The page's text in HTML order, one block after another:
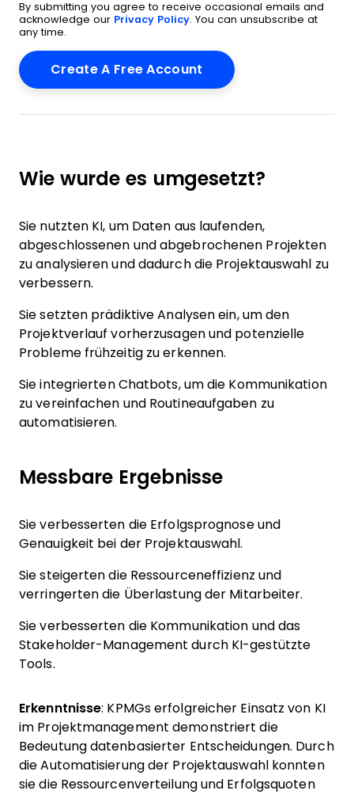
By submitting you agree to receive occasional emails and
acknowledge our Privacy Policy. You can unsubscribe at
any time.
Wie wurde es umgesetzt?
Sie nutzten KI, um Daten aus laufenden,
abgeschlossenen und abgebrochenen Projekten
zu analysieren und dadurch die Projektauswahl zu
verbessern.
Sie setzten prädiktive Analysen ein, um den
Projektverlauf vorherzusagen und potenzielle
Probleme frühzeitig zu erkennen.
Sie integrierten Chatbots, um die Kommunikation
zu vereinfachen und Routineaufgaben zu
automatisieren.
Messbare Ergebnisse
Sie verbesserten die Erfolgsprognose und
Genauigkeit bei der Projektauswahl.
Sie steigerten die Ressourceneffizienz und
verringerten die Überlastung der Mitarbeiter.
Sie verbesserten die Kommunikation und das
Stakeholder-Management durch KI-gestützte
Tools.
Erkenntnisse: KPMGs erfolgreicher Einsatz von KI
im Projektmanagement demonstriert die
Bedeutung datenbasierter Entscheidungen. Durch
die Automatisierung der Projektauswahl konnten
sie die Ressourcenverteilung und Erfolgsquoten